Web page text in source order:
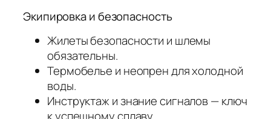
Экипировка и безопасность
Жилеты безопасности и шлемы
обязательны.
Термобелье и неопрен для холодной
воды.
Инструктаж и знание сигналов — ключ